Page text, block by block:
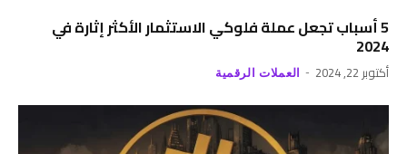
5 أسباب تجعل عملة فلوكي الاستثمار الأكثر إثارة في
2024
أكتوبر 22, 2024 العملات الرقمية